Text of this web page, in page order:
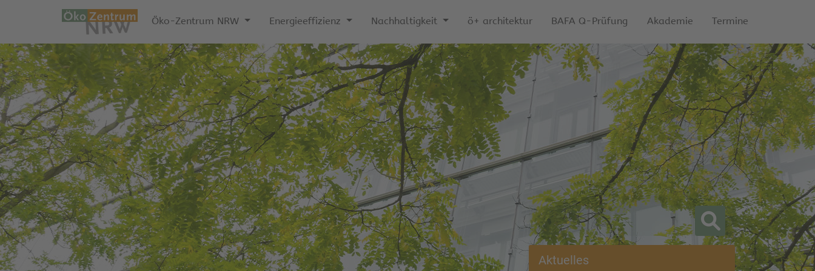
Öko-Zentrum NRW Energieeffizienz Nachhaltigkeit ö+ architektur BAFA Q-Prüfung Akademie Termine
Aktuelles